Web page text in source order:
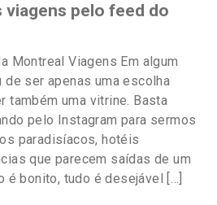
viagens pelo feed do
Montreal Viagens Em algum
de ser apenas uma escolha
também uma vitrine. Basta
pelo Instagram para sermos
paradisíacos, hotéis
que parecem saídas de um
é bonito, tudo é desejável […]